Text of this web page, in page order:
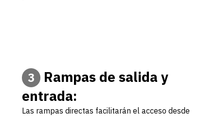
3
Rampas de salida y
entrada:
Las rampas directas facilitarán el acceso desde